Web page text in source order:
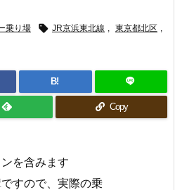
乗り場  JR京浜東北線 , 東京都北区 ,
B!
Copy
を含みます
すので、実際の乗